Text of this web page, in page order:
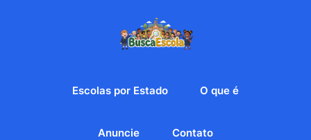
Escolas por Estado O que é
Anuncie Contato